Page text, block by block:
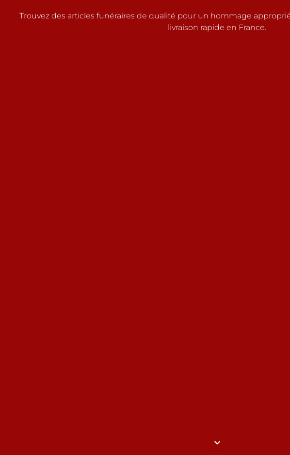
Trouvez des articles funéraires de qualité pour un hommage
livraison rapide en France.